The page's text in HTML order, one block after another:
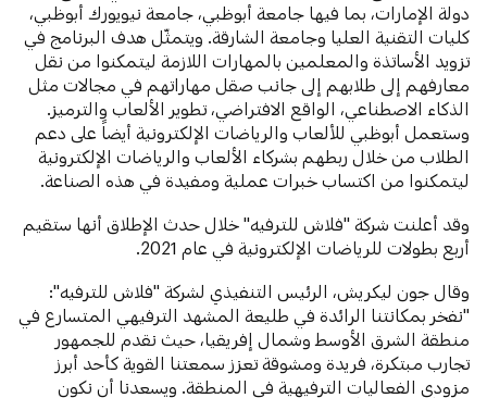
دولة الإمارات، بما فيها جامعة أبوظبي، جامعة نيويورك أبوظبي،
كليات التقنية العليا وجامعة الشارقة. ويتمثّل هدف البرنامج في
تزويد الأساتذة والمعلمين بالمهارات اللازمة ليتمكنوا من نقل
معارفهم إلى طلابهم إلى جانب صقل مهاراتهم في مجالات مثل
الذكاء الاصطناعي، الواقع الافتراضي، تطوير الألعاب والترميز.
وستعمل أبوظبي للألعاب والرياضات الإلكترونية أيضاً على دعم
الطلاب من خلال ربطهم بشركاء الألعاب والرياضات الإلكترونية
ليتمكنوا من اكتساب خبرات عملية ومفيدة في هذه الصناعة.
وقد أعلنت شركة "فلاش للترفيه" خلال حدث الإطلاق أنها ستقيم
أربع بطولات للرياضات الإلكترونية في عام 2021.
وقال جون ليكريش، الرئيس التنفيذي لشركة "فلاش للترفيه":
"نفخر بمكانتنا الرائدة في طليعة المشهد الترفيهي المتسارع في
منطقة الشرق الأوسط وشمال إفريقيا، حيث نقدم للجمهور
تجارب مبتكرة، فريدة ومشوقة تعزز سمعتنا القوية كأحد أبرز
مزودي الفعاليات الترفيهية في المنطقة. ويسعدنا أن نكون